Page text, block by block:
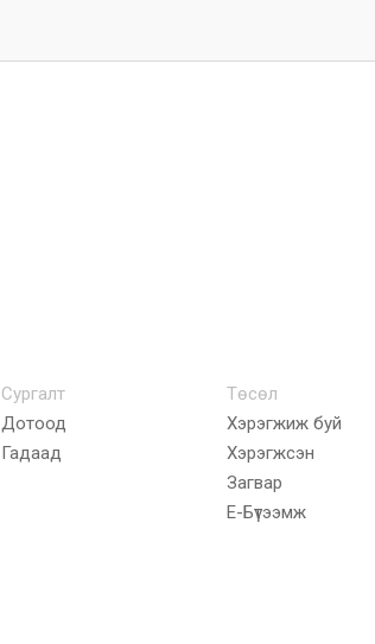
Сургалт
Дотоод
Гадаад
Төсөл
Хэрэгжиж буй
Хэрэгжсэн
Загвар
E-Бүтээмж